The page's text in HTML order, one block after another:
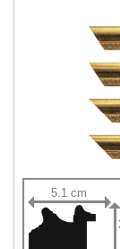
5.1 cm